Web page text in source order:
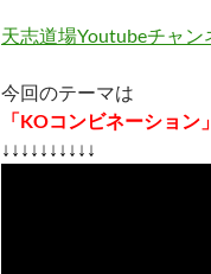
天志道場Youtubeチャン
今回のテーマは
「KOコンビネーション」
↓↓↓↓↓↓↓↓↓↓